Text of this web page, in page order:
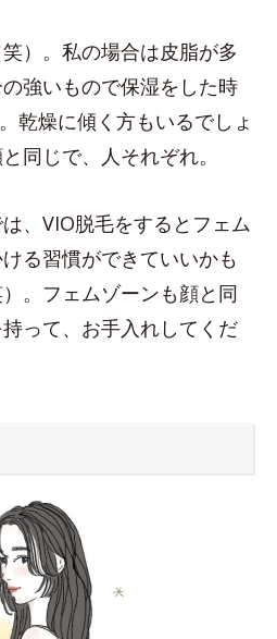
笑）。私の場合は皮脂が多
強いもので保湿をした時
乾燥に傾く方もいるでしょ
同じで、人それぞれ。
、VIO脱毛をするとフェム
る習慣ができていいかも
。フェムゾーンも顔と同
って、お手入れしてくだ